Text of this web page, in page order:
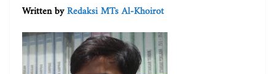
Written byRedaksi MTs Al-Khoirot